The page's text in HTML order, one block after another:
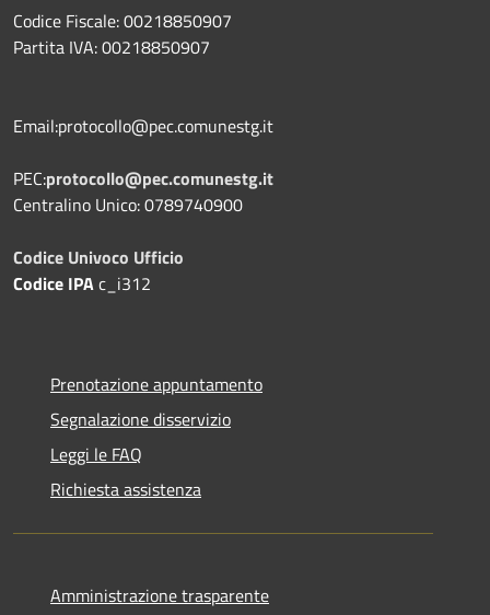
Codice Fiscale: 00218850907
Partita IVA: 00218850907
Email:protocollo@pec.comunestg.it
PEC:protocollo@pec.comunestg.it
Centralino Unico: 0789740900
Codice Univoco Ufficio
Codice IPAc_i312
Prenotazione appuntamento
Segnalazione disservizio
Leggi le FAQ
Richiesta assistenza
Amministrazione trasparente